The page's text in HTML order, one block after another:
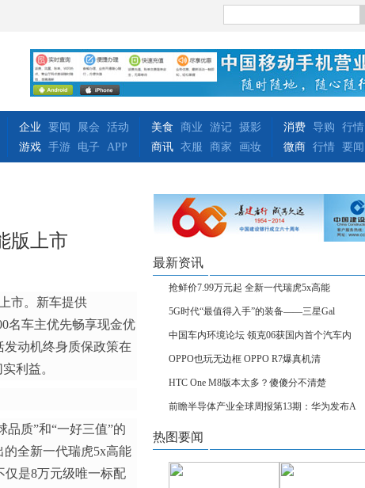
企业 要闻 展会
活动
游戏 手游 电子 APP
美食 商业 游记 摄影
商讯 衣服 商家 画妆
消费 导购 行情
微商 行情 要闻
版上市
市。新车提供
名车主优先畅享现金优
发动机终身质保政策在
利益。
质”和“一好三值”的
全新一代瑞虎5x高能
仅是8万元级唯一标配
最新资讯
抢鲜价7.99万元起 全新一代瑞虎5x高能
5G时代“最值得入手”的装备——三星Gal
中国车内环境论坛 领克06获国内首个汽车内
OPPO也玩无边框 OPPO R7爆真机清
HTC One M8版本太多？傻傻分不清楚
前瞻半导体产业全球周报第13期：华为发布A
热图要闻